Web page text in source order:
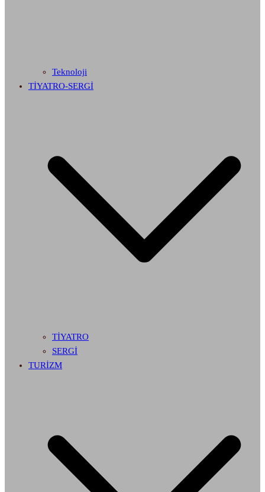
Teknoloji
TİYATRO-SERGİ
TİYATRO
SERGİ
TURİZM